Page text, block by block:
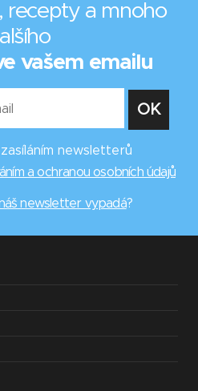
recepty a mnoho
vašem emailu
newsletterů
a ochranou osobních údajů
newsletter vypadá?